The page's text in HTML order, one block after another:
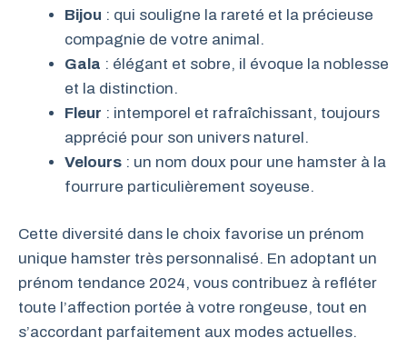
Bijou : qui souligne la rareté et la précieuse
compagnie de votre animal.
Gala : élégant et sobre, il évoque la noblesse
et la distinction.
Fleur : intemporel et rafraîchissant, toujours
apprécié pour son univers naturel.
Velours : un nom doux pour une hamster à la
fourrure particulièrement soyeuse.
Cette diversité dans le choix favorise un prénom
unique hamster très personnalisé. En adoptant un
prénom tendance 2024, vous contribuez à refléter
toute l’affection portée à votre rongeuse, tout en
s’accordant parfaitement aux modes actuelles.